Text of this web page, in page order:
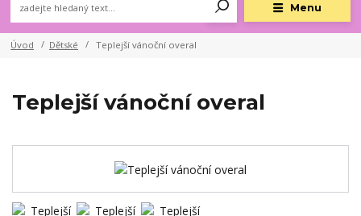
Menu
Úvod Dětské Teplejší vánoční overal
Teplejší vánoční overal